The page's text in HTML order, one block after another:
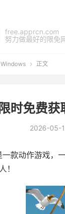
free.apprcn.com
努力做最好的限免
Windows  正文
限时免费
2026-05-
一款动作游戏，
！